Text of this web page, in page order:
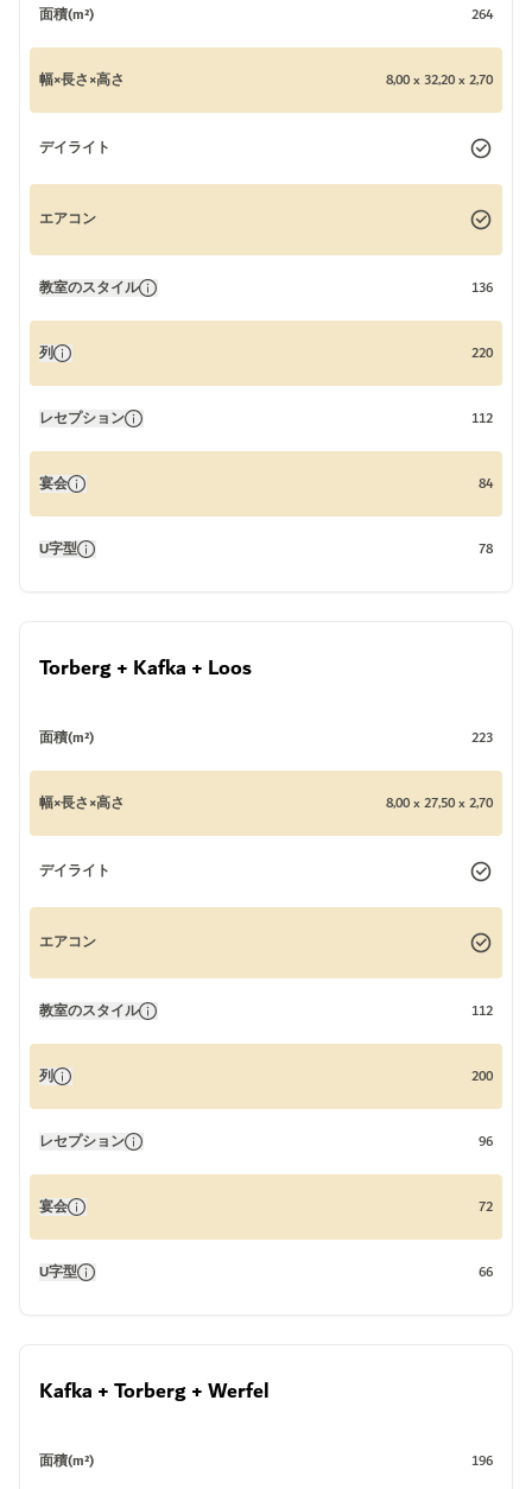
面積(m²) 264
幅×長さ×高さ 8,00 x 32,20 x 2,70
デイライト
エアコン
教室のスタイル 136
列 220
レセプション 112
宴会 84
U字型 78
Torberg + Kafka + Loos
面積(m²) 223
幅×長さ×高さ 8,00 x 27,50 x 2,70
デイライト
エアコン
教室のスタイル 112
列 200
レセプション 96
宴会 72
U字型 66
Kafka + Torberg + Werfel
面積(m²) 196